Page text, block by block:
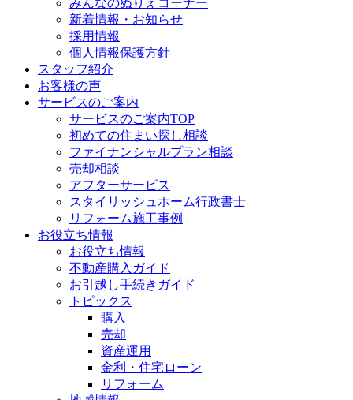
みんなのぬりえコーナー
新着情報・お知らせ
採用情報
個人情報保護方針
スタッフ紹介
お客様の声
サービスのご案内
サービスのご案内TOP
初めての住まい探し相談
ファイナンシャルプラン相談
売却相談
アフターサービス
スタイリッシュホーム行政書士
リフォーム施工事例
お役立ち情報
お役立ち情報
不動産購入ガイド
お引越し手続きガイド
トピックス
購入
売却
資産運用
金利・住宅ローン
リフォーム